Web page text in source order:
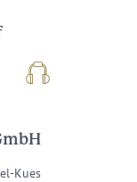
Podcast
Kues